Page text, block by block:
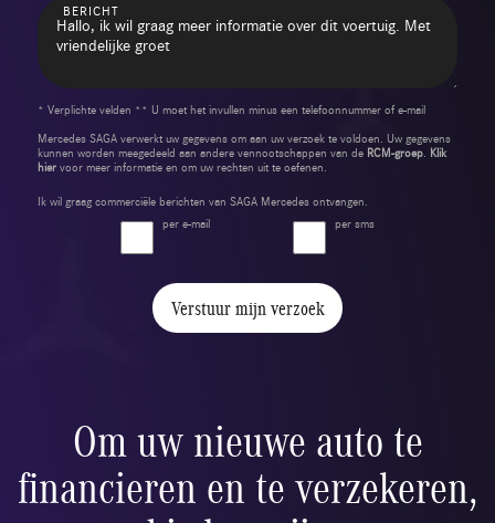
BERICHT
* Verplichte velden ** U moet het invullen minus een telefoonnummer of e-mail
Mercedes SAGA verwerkt uw gegevens om aan uw verzoek te voldoen. Uw gegevens
kunnen worden meegedeeld aan andere vennootschappen van de RCM-groep. Klik
hiervoor meer informatie en om uw rechten uit te oefenen.
Ik wil graag commerciële berichten van SAGA Mercedes ontvangen.
per e-mail
per sms
Verstuur mijn verzoek
Om uw nieuwe auto te
financieren en te verzekeren,